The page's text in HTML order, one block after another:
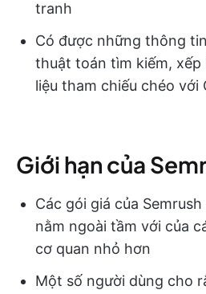
tranh
Có được những thông
thuật toán tìm kiếm,
liệu tham chiếu chéo với
Giới hạn của
Các gói giá của
nằm ngoài tầm với của
cơ quan nhỏ hơn
Một số người dùng cho